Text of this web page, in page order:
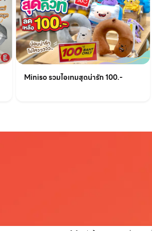
Miniso รวมไอเทมสุดน่ารัก 100.-